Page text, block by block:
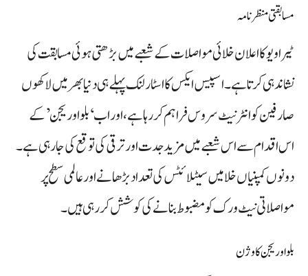
مسابقتی منظر نامہ
ٹیرا ویو کا اعلان خلائی مواصلات کے شعبے میں بڑھتی ہوئی مسابقت کی
نشاندہی کرتا ہے۔ اسپیس ایکس کا اسٹار لنک پہلے ہی دنیا بھر میں لاکھوں
صارفین کو انٹرنیٹ سروس فراہم کر رہا ہے، اور اب ‘بلو اوریجن’ کے
اس اقدام سے اس شعبے میں مزید جدت اور ترقی کی توقع کی جا رہی ہے۔
دونوں کمپنیاں خلا میں سیٹلائٹس کی تعداد بڑھانے اور عالمی سطح پر
مواصلاتی نیٹ ورک کو مضبوط بنانے کی کوشش کر رہی ہیں۔
بلو اوریجن کا وژن